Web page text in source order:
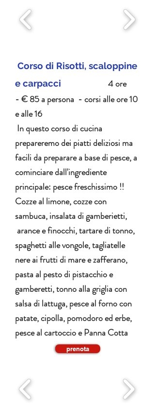
Corso di Risotti, scaloppine
e carpacci
4 ore
- € 85 a persona - corsi alle ore 10
e alle 16
In questo corso di cucina
prepareremo dei piatti deliziosi ma
facili da preparare a base di pesce, a
cominciare dall'ingrediente
principale: pesce freschissimo !!
Cozze al limone, cozze con
sambuca, insalata di gamberietti,
arance e finocchi, tartare di tonno,
spaghetti alle vongole, tagliatelle
nere ai frutti di mare e zafferano,
pasta al pesto di pistacchio e
gamberetti, tonno alla griglia con
salsa di lattuga, pesce al forno con
patate, cipolla, pomodoro ed erbe,
pesce al cartoccio e Panna Cotta
prenota